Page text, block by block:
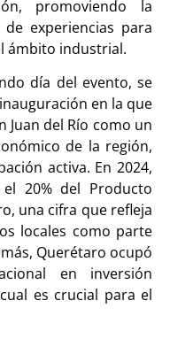
promoviendo la
experiencias para
ámbito industrial.
día del evento, se
en la que
Juan del Río como un
de la región,
activa. En 2024,
20% del Producto
una cifra que refleja
locales como parte
Querétaro ocupó
en inversión
es crucial para el